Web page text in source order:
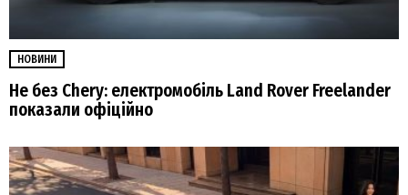
НОВИНИ
Не без Chery: електромобіль Land Rover Freelander
показали офіційно